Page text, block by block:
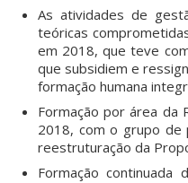
As atividades de
teóricas
em 2018, que teve
que subsidiem e
formação humana
Formação por área da
2018, com o grupo de
reestruturação da
Formação continuada